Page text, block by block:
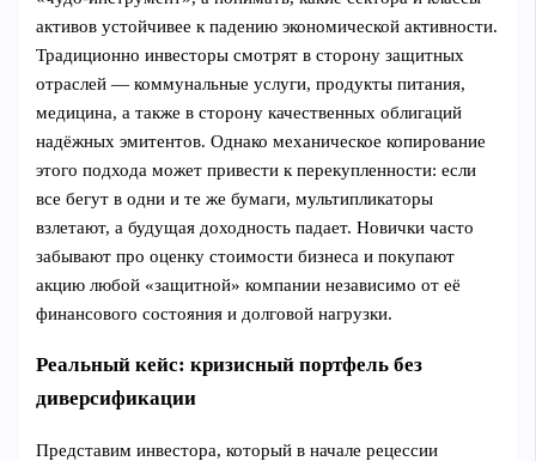
активов устойчивее к падению экономической активности.
Традиционно инвесторы смотрят в сторону защитных
отраслей — коммунальные услуги, продукты питания,
медицина, а также в сторону качественных облигаций
надёжных эмитентов. Однако механическое копирование
этого подхода может привести к перекупленности: если
все бегут в одни и те же бумаги, мультипликаторы
взлетают, а будущая доходность падает. Новички часто
забывают про оценку стоимости бизнеса и покупают
акцию любой «защитной» компании независимо от её
финансового состояния и долговой нагрузки.
Реальный кейс: кризисный портфель без
диверсификации
Представим инвестора, который в начале рецессии